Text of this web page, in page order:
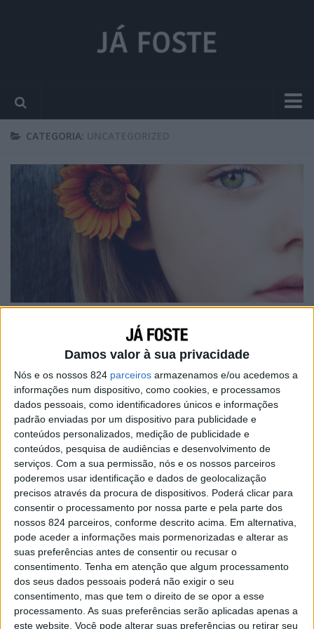
Damos valor à sua privacidade
Nós e os nossos 824 parceiros armazenamos e/ou acedemos a
informações num dispositivo, como cookies, e processamos
dados pessoais, como identificadores únicos e informações
padrão enviadas por um dispositivo para publicidade e
conteúdos personalizados, medição de publicidade e
conteúdos, pesquisa de audiências e desenvolvimento de
serviços. Com a sua permissão, nós e os nossos parceiros
poderemos usar identificação e dados de geolocalização
precisos através da procura de dispositivos. Poderá clicar para
consentir o processamento por nossa parte e pela parte dos
nossos 824 parceiros, conforme descrito acima. Em alternativa,
pode aceder a informações mais pormenorizadas e alterar as
suas preferências antes de consentir ou recusar o
consentimento. Tenha em atenção que algum processamento
dos seus dados pessoais poderá não exigir o seu
consentimento, mas que tem o direito de se opor a esse
processamento. As suas preferências serão aplicadas apenas a
este website. Você pode alterar suas preferências ou retirar seu
PÁGINA INICIAL
CURIOSIDADES
CATEGORIA:
18 MAR, 2015
Estes adultos estão loucos.
Ainda não percebi bem o que querem de mim… Nasci
porque a minha mamã queria ser Mãe e o meu papá
queria ser Pai. Mas não pensaram que eu queria ser
filho deles a...
UNCATEGORIZED 15 MAR, 2015